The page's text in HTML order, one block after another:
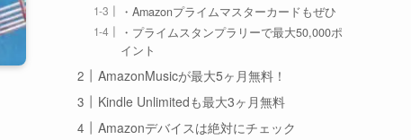
・Amazonプライムマスターカードもぜひ
・プライムスタンプラリーで最大50,000ポ
イント
AmazonMusicが最大5ヶ月無料！
Kindle Unlimitedも最大3ヶ月無料
Amazonデバイスは絶対にチェック